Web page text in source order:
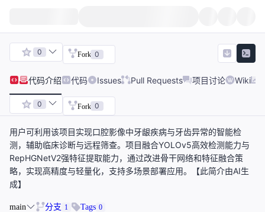
0 Fork 0
代码介绍 代码 Issues Pull Requests 项目讨论 Wiki
0 Fork 0
用户可利用该项目实现口腔影像中牙龈疾病与牙齿异常的智能检
测，辅助临床诊断与远程筛查。项目融合YOLOv5高效检测能力与
RepHGNetV2强特征提取能力，通过改进骨干网络和特征融合策
略，实现高精度与轻量化，支持多场景部署应用。【此简介由AI生
成】
main 分支 1 Tags 0